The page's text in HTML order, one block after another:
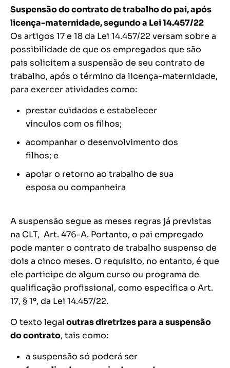
Suspensão do contrato de trabalho do pai, após
licença-maternidade, segundo a Lei 14.457/22
Os artigos 17 e 18 da Lei 14.457/22 versam sobre a
possibilidade de que os empregados que são
pais solicitem a suspensão de seu contrato de
trabalho, após o término da licença-maternidade,
para exercer atividades como:
prestar cuidados e estabelecer
vínculos com os filhos;
acompanhar o desenvolvimento dos
filhos; e
apoiar o retorno ao trabalho de sua
esposa ou companheira
A suspensão segue as meses regras já previstas
na CLT, Art. 476-A. Portanto, o pai empregado
pode manter o contrato de trabalho suspenso de
dois a cinco meses. O requisito, no entanto, é que
ele participe de algum curso ou programa de
qualificação profissional, como específica o Art.
17, § 1º, da Lei 14.457/22.
O texto legaloutras diretrizes para a suspensão
do contrato, tais como:
a suspensão só poderá ser